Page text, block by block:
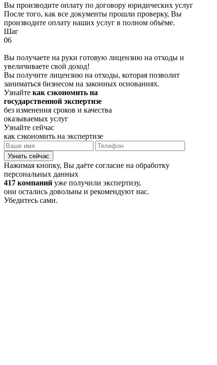
Вы производите оплату по договору юридических услуг
После того, как все документы прошли проверку, Вы
производите оплату наших услуг в полном объёме.
Шаг
06
Вы получаете на руки готовую лицензию на отходы и
увеличиваете свой доход!
Вы получите лицензию на отходы, которая позволит
заниматься бизнесом на законных основаниях.
Узнайте как сэкономить на
государственной экспертизе
без изменения сроков и качества
оказываемых услуг
Узнайте сейчас
как сэкономить на экспертизе
Узнать сейчас
Нажимая кнопку, Вы даёте согласие на обработку
персональных данных
417 компаний уже получили экспертизу,
они остались довольны и рекомендуют нас.
Убедитесь сами.